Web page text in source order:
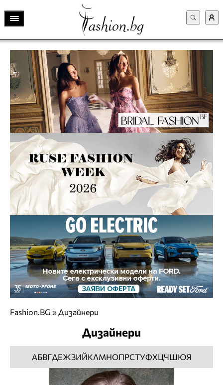
Fashion.BG »Дизайнери
Дизайнери
АБВГДЕЖЗИЙКЛМНОПРСТУФХЦЧШЮЯ